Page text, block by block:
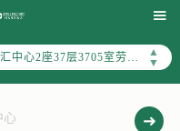

▲
▼
上海市徐汇区虹桥路3号港汇中心2座37层3705室劳力士售后服务中心（需提前预约）